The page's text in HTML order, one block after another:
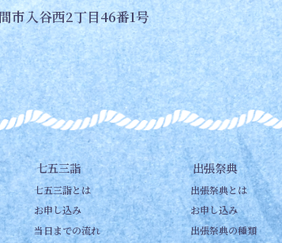
入谷西2丁目46番1号
七五三詣
七五三詣とは
お申し込み
当日までの流れ
出張祭典
出張祭典とは
お申し込み
出張祭典の種類